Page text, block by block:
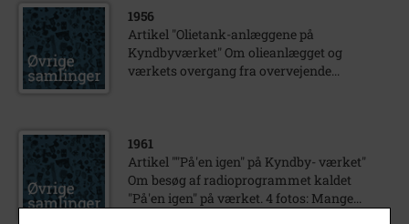
1956
Artikel "Olietank-anlæggene på
Kyndbyværket" Om olieanlægget og
værkets overgang fra overvejende...
1961
Artikel ""På'en igen" på Kyndby- værket"
Om besøg af radioprogrammet kaldet
"På'en igen" på værket. 4 fotos: Mange...